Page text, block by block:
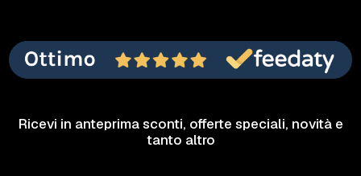
Ricevi in anteprima sconti, offerte speciali, novità e
tanto altro